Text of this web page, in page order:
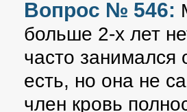
Вопрос № 546:
больше 2-х лет
часто занимался
есть, но она не
член кровь